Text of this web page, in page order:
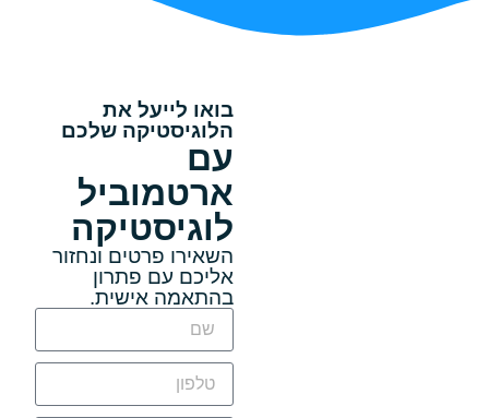
בואו לייעל את
הלוגיסטיקה שלכם
עם
ארטמוביל
לוגיסטיקה
השאירו פרטים ונחזור
אליכם עם פתרון
בהתאמה אישית.